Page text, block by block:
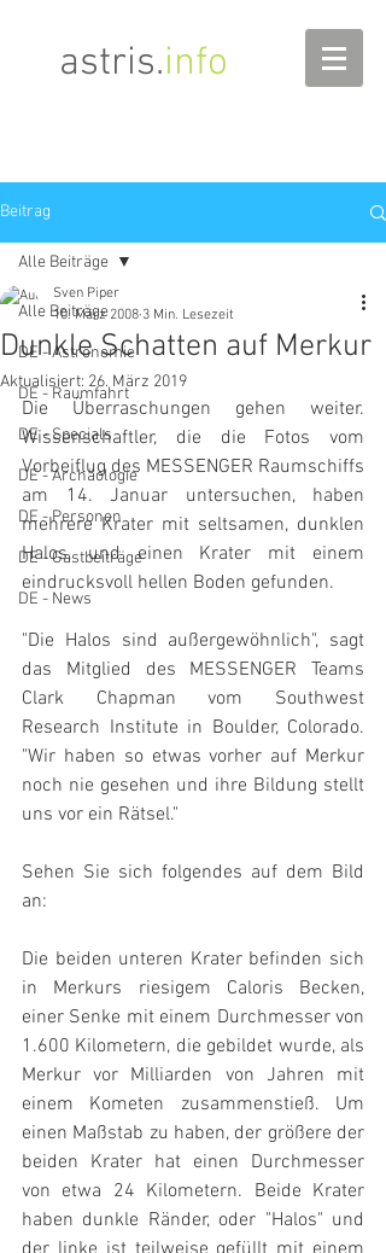
astris.info
Beitrag
Alle Beiträge
DE - Astronomie
DE - Raumfahrt
DE - Specials
DE - Archäologie
DE - Personen
DE - Gastbeiträge
DE - News
Alle Beiträge
Dunkle Schatten auf Merkur
Sven Piper
10. März 2008 3 Min. Lesezeit
Aktualisiert: 26. März 2019
Die Überraschungen gehen weiter.
Wissenschaftler, die die Fotos vom
Vorbeiflug des MESSENGER Raumschiffs
am 14. Januar untersuchen, haben
mehrere Krater mit seltsamen, dunklen
Halos, und einen Krater mit einem
eindrucksvoll hellen Boden gefunden.
"Die Halos sind außergewöhnlich", sagt
das Mitglied des MESSENGER Teams
Clark Chapman vom Southwest
Research Institute in Boulder, Colorado.
"Wir haben so etwas vorher auf Merkur
noch nie gesehen und ihre Bildung stellt
uns vor ein Rätsel."
Sehen Sie sich folgendes auf dem Bild
an:
Die beiden unteren Krater befinden sich
in Merkurs riesigem Caloris Becken,
einer Senke mit einem Durchmesser von
1.600 Kilometern, die gebildet wurde, als
Merkur vor Milliarden von Jahren mit
einem Kometen zusammenstieß. Um
einen Maßstab zu haben, der größere der
beiden Krater hat einen Durchmesser
von etwa 24 Kilometern. Beide Krater
haben dunkle Ränder, oder "Halos" und